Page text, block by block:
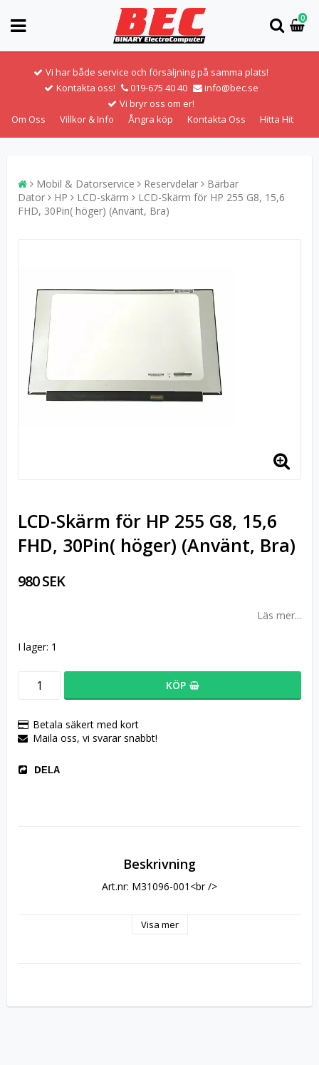
0
Vi har både service och försäljning på samma plats!
Kontakta oss!
019-675 40 40
info@bec.se
Vi bryr oss om er!
Om Oss
Villkor & Info Ångra köp Kontakta Oss Hitta Hit
Mobil & Datorservice Reservdelar
Bärbar
Dator
HP LCD-skärm
LCD-Skärm för HP 255 G8, 15,6
FHD, 30Pin( höger) (Använt, Bra)
LCD-Skärm för HP 255 G8, 15,6
FHD, 30Pin( höger) (Använt, Bra)
980 SEK
Läs mer...
I lager: 1
KÖP
Betala säkert med kort
Maila oss, vi svarar snabbt!
DELA
Beskrivning
Art.nr: M31096-001<br />
Visa mer